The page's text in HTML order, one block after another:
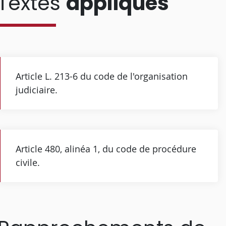
Article L. 213-6 du code de l'organisation
judiciaire.
Article 480, alinéa 1, du code de procédure
civile.